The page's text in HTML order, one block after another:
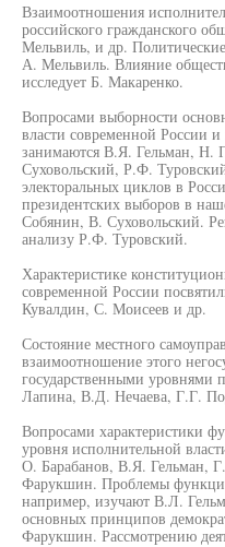
Взаимоотношения
российского гражданского
Мельвиль, и др.
А. Мельвиль. Влияние
исследует Б. Макаренко.
Вопросами выборности
власти современной России и
занимаются В.Я. Гельман, Н.
Суховольский, Р.Ф.
электоральных циклов в
президентских выборов в
Собянин, В. Суховольский.
анализу Р.Ф. Туровский.
Характеристике
современной России
Кувалдин, С. Моисеев и др.
Состояние местного
взаимоотношение этого
государственными
Лапина, В.Д. Нечаева, Г.Г.
Вопросами характеристики
уровня исполнительной
О. Барабанов, В.Я. Гельман,
Фарукшин. Проблемы
например, изучают В.Л.
основных принципов
Фарукшин. Рассмотрению